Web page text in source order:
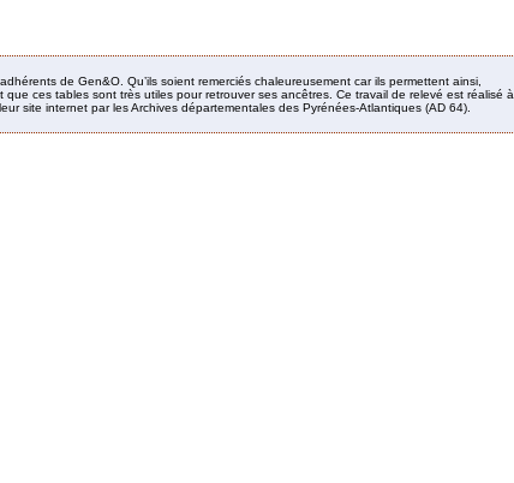
de Gen&O. Qu’ils soient remerciés chaleureusement car ils permettent ainsi,
ces tables sont très utiles pour retrouver ses ancêtres. Ce travail de relevé est réalisé à
site internet par les Archives départementales des Pyrénées-Atlantiques (AD 64).